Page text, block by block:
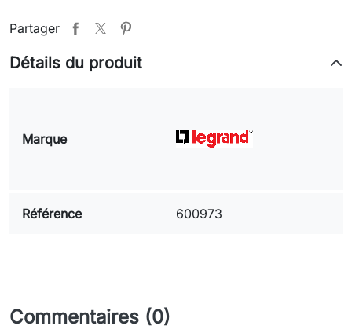
Partager
Détails du produit
Marque
Référence 600973
Commentaires (0)